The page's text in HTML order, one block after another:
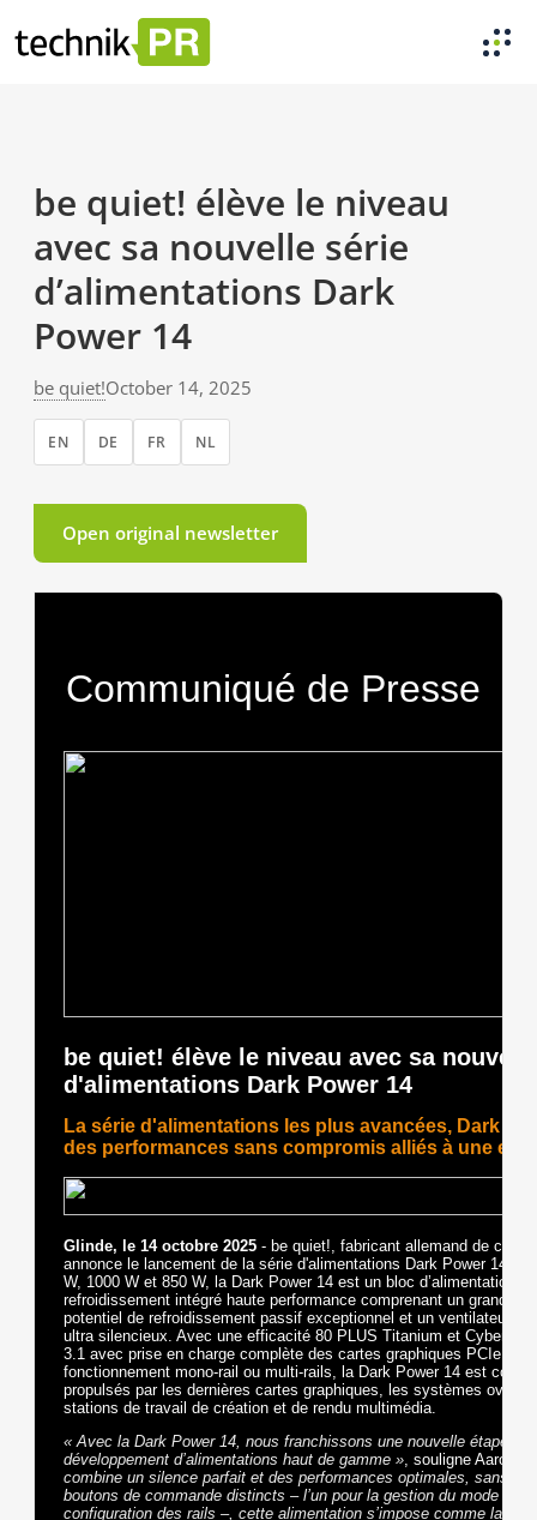
be quiet! élève le niveau
avec sa nouvelle série
d’alimentations Dark
Power 14
be quiet!October 14, 2025
EN DE FR NL
Open original newsletter